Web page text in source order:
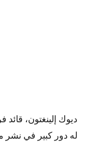
ديوك إلينغتون،
له دور كبير في نشر